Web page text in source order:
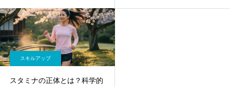
スキルアップ
スタミナの正体とは？科学的